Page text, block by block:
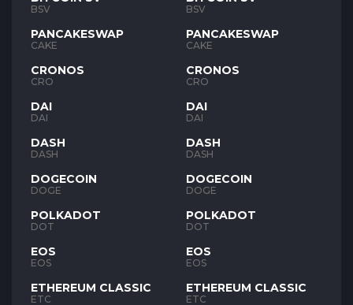
BSV
PANCAKESWAP
CAKE
CRONOS
CRO
DAI
DAI
DASH
DASH
DOGECOIN
DOGE
POLKADOT
DOT
EOS
EOS
ETHEREUM CLASSIC
ETC
BSV
PANCAKESWAP
CAKE
CRONOS
CRO
DAI
DAI
DASH
DASH
DOGECOIN
DOGE
POLKADOT
DOT
EOS
EOS
ETHEREUM CLASSIC
ETC